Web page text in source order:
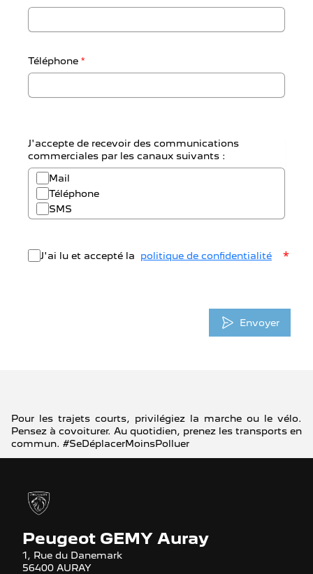
Téléphone *
J'accepte de recevoir des communications
commerciales par les canaux suivants :
Mail
Téléphone
SMS
J'ai lu et accepté la politique de confidentialité *
Envoyer
Pour les trajets courts, privilégiez la marche ou le vélo.
Pensez à covoiturer. Au quotidien, prenez les transports en
commun. #SeDéplacerMoinsPolluer
Peugeot GEMY Auray
1, Rue du Danemark
56400 AURAY